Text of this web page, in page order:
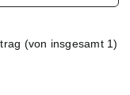
(von insgesamt 1)